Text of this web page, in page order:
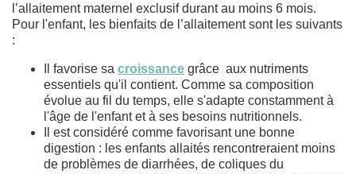
l’allaitement maternel exclusif durant au moins 6 mois.
Pour l'enfant, les bienfaits de l’allaitement sont les suivants
:
Il favorise sa croissance grâce aux nutriments
essentiels qu'il contient. Comme sa composition
évolue au fil du temps, elle s'adapte constamment à
l'âge de l'enfant et à ses besoins nutritionnels.
Il est considéré comme favorisant une bonne
digestion : les enfants allaités rencontreraient moins
de problèmes de diarrhées, de coliques du